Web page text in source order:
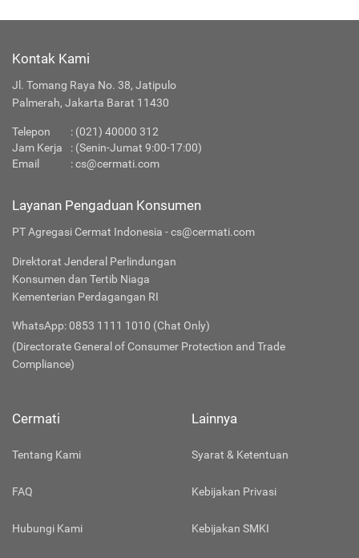
Kontak Kami
Jl. Tomang Raya No. 38, Jatipulo
Palmerah, Jakarta Barat 11430
Telepon : (021) 40000 312
Jam Kerja
: (Senin-Jumat 9:00-17:00)
Email
:cs@cermati.com
Layanan Pengaduan Konsumen
PT Agregasi Cermat Indonesia - cs@cermati.com
Direktorat Jenderal Perlindungan
Konsumen dan Tertib Niaga
Kementerian Perdagangan RI
WhatsApp: 0853 1111 1010 (Chat Only)
(Directorate General of Consumer Protection and Trade
Compliance)
Cermati
Tentang Kami
FAQ
Hubungi Kami
Lainnya
Syarat & Ketentuan
Kebijakan Privasi
Kebijakan SMKI